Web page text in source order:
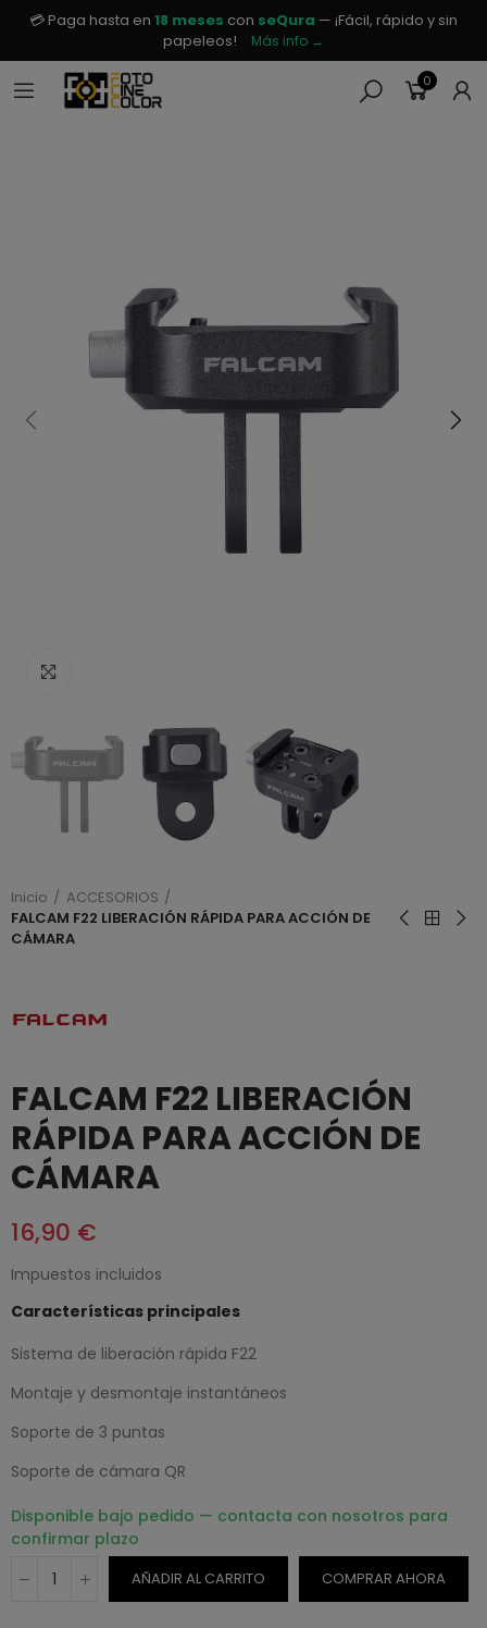
💳 Paga hasta en 18 meses con seQura — ¡Fácil, rápido y sin
papeleos!
Más info →
0
Inicio
ACCESORIOS
FALCAM F22 LIBERACIÓN RÁPIDA PARA ACCIÓN DE
CÁMARA
FALCAM F22 LIBERACIÓN
RÁPIDA PARA ACCIÓN DE
CÁMARA
16,90 €
Impuestos incluidos
Características principales
Sistema de liberación rápida F22
Montaje y desmontaje instantáneos
Soporte de 3 puntas
Soporte de cámara QR
Disponible bajo pedido — contacta con nosotros para
confirmar plazo
AÑADIR AL CARRITO COMPRAR AHORA